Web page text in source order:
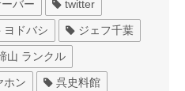
バー twitter
ヨドバシ ジェフ千葉
山 ランクル
ホン 呉史料館